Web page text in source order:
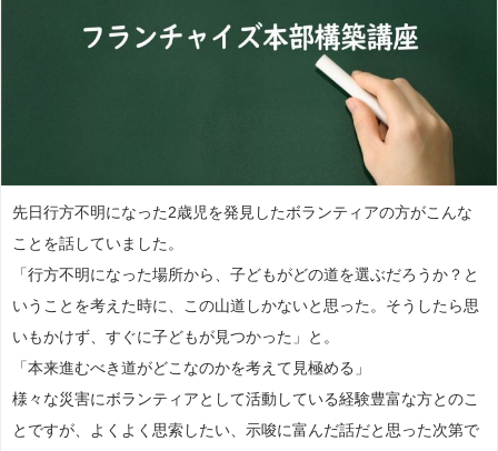
先日行方不明になった2歳児を発見したボランティアの方がこんな
ことを話していました。
「行方不明になった場所から、子どもがどの道を選ぶだろうか？と
いうことを考えた時に、この山道しかないと思った。そうしたら思
いもかけず、すぐに子どもが見つかった」と。
「本来進むべき道がどこなのかを考えて見極める」
様々な災害にボランティアとして活動している経験豊富な方とのこ
とですが、よくよく思索したい、示唆に富んだ話だと思った次第で